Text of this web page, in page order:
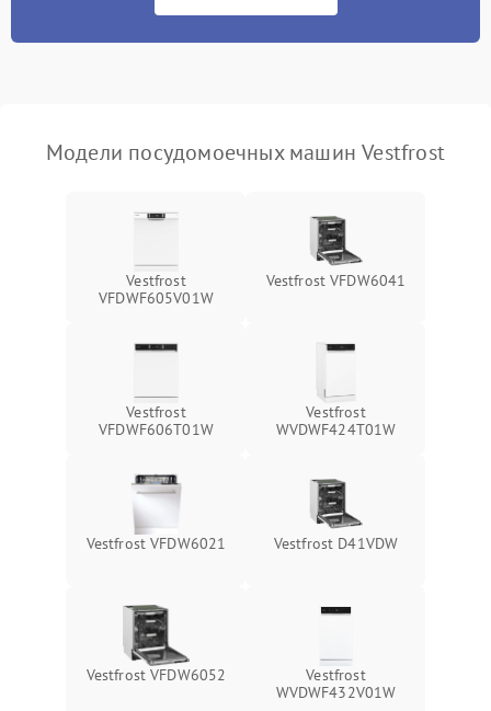
Модели посудомоечных машин Vestfrost
Vestfrost
VFDWF605V01W
Vestfrost VFDW6041
Vestfrost
VFDWF606T01W
Vestfrost
WVDWF424T01W
Vestfrost VFDW6021 Vestfrost D41VDW
Vestfrost VFDW6052
Vestfrost
WVDWF432V01W